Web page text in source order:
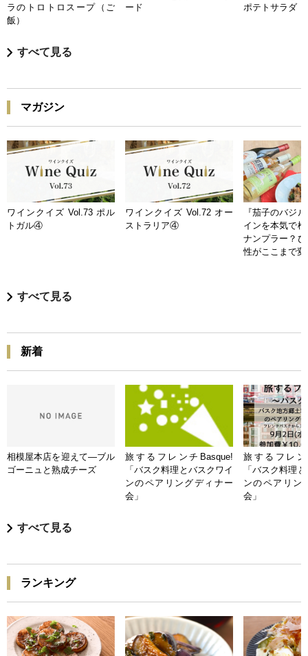
ラのトロトロスープ（ご
飯）
ード
ポテトサラダ
すべて見る
マガジン
ワインクイズ Vol.73 ポル
トガル④
ワインクイズ Vol.72 オー
ストラリア④
『茄子のバジ
インを本気で
ナンプラー？
性がここまで
すべて見る
新着
相模屋本店を迎えて―ブル
ゴーニュと熟成チーズ
旅するフレンチBasque!
「バスク料理とバスクワイ
ンのペアリングディナー
会」
旅するフレン
「バスク料理
ンのペアリン
会」
すべて見る
ランキング